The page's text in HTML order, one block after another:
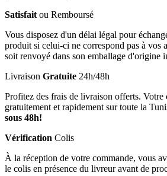
Satisfait ou Remboursé
Vous disposez d'un délai légal pour
produit si celui-ci ne correspond pas à vos
soit renvoyé dans son emballage d'origine
Livraison Gratuite 24h/48h
Profitez des frais de livraison offerts. Votre
gratuitement et rapidement sur toute la
sous 48h!
Vérification Colis
À la réception de votre commande, vous
le colis en présence du livreur avant de